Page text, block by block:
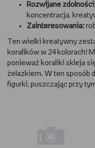
Rozwijane
koncentracja,
Zainteresowania:
Ten wielki kreatywny
koralików w 24 kolorach!
ponieważ koraliki skleja
żelazkiem. W ten sposób
figurki, puszczając przy